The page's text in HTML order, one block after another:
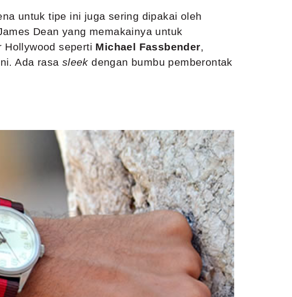
untuk tipe ini juga sering dipakai oleh
Dean yang memakainya untuk
seperti Michael Fassbender,
Ada rasa sleek dengan bumbu pemberontak